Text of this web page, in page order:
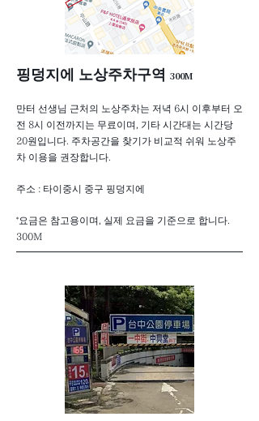
​핑덩지에 노상주차구역 300M
만터 선생님 근처의 노상주차는 저녁 6시 이후부터 오
전 8시 이전까지는 무료이며, 기타 시간대는 시간당
20원입니다. 주차공간을 찾기가 비교적 쉬워 노상주
차 이용을 권장합니다.
주소 : 타이중시 중구 핑덩지에
*요금은 참고용이며, 실제 요금을 기준으로 합니다.
300M